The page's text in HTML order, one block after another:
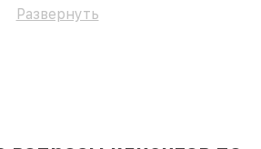
Развернуть